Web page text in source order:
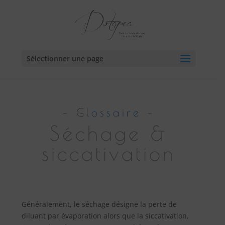
Sélectionner une page
– Glossaire –
Séchage &
siccativation
Généralement, le séchage désigne la perte de
diluant par évaporation alors que la siccativation,